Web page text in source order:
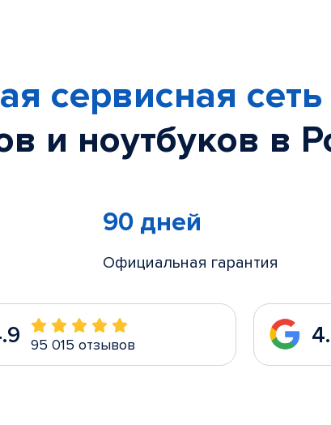
сервисная сеть
и ноутбуков в
90 дней
Официальная гарантия
95 015 отзывов